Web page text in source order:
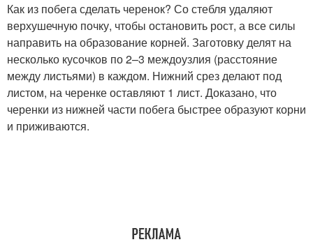
Как из побега сделать черенок? Со стебля удаляют
верхушечную почку, чтобы остановить рост, а все силы
направить на образование корней. Заготовку делят на
несколько кусочков по 2–3 междоузлия (расстояние
между листьями) в каждом. Нижний срез делают под
листом, на черенке оставляют 1 лист. Доказано, что
черенки из нижней части побега быстрее образуют корни
и приживаются.